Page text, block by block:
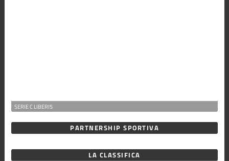
SERIE C LIBERI5
PARTNERSHIP SPORTIVA
LA CLASSIFICA